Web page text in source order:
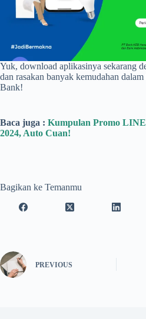
Yuk, download aplikasinya sekarang
dan rasakan banyak kemudahan
Bank!
Baca juga : Kumpulan Promo
2024, Auto Cuan!
Bagikan ke Temanmu
PREVIOUS